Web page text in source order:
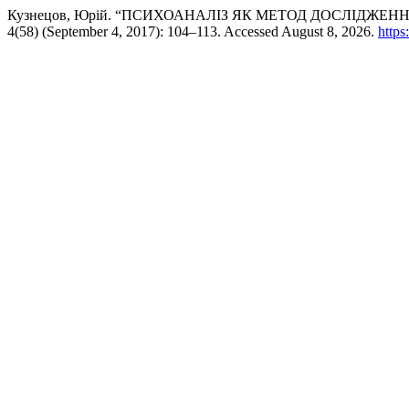
Кузнецов, Юрій. “ПСИХОАНАЛІЗ ЯК МЕТОД
4(58) (September 4, 2017): 104–113. Accessed August 8, 2026.